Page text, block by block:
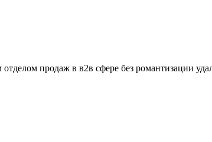
продаж в в2в сфере без романтизации